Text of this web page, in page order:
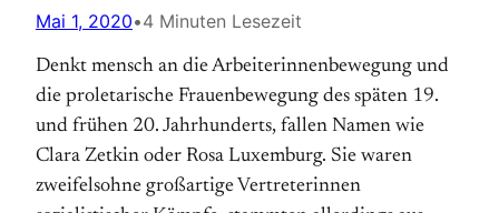
Mai 1, 2020•4 Minuten Lesezeit
Denkt mensch an die Arbeiterinnenbewegung und
die proletarische Frauenbewegung des späten 19.
und frühen 20. Jahrhunderts, fallen Namen wie
Clara Zetkin oder Rosa Luxemburg. Sie waren
zweifelsohne großartige Vertreterinnen